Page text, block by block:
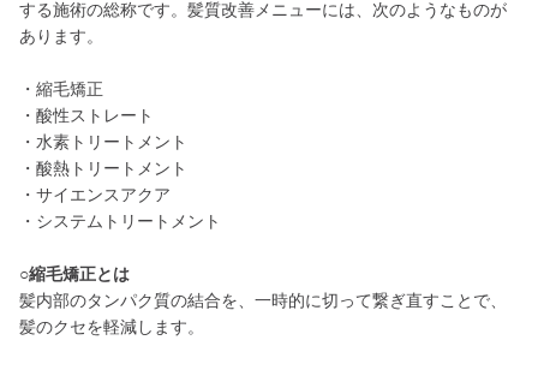
する施術の総称です。髪質改善メニューには、次のようなものが
あります。
・縮毛矯正
・酸性ストレート
・水素トリートメント
・酸熱トリートメント
・サイエンスアクア
・システムトリートメント
○縮毛矯正とは
髪内部のタンパク質の結合を、一時的に切って繋ぎ直すことで、
髪のクセを軽減します。